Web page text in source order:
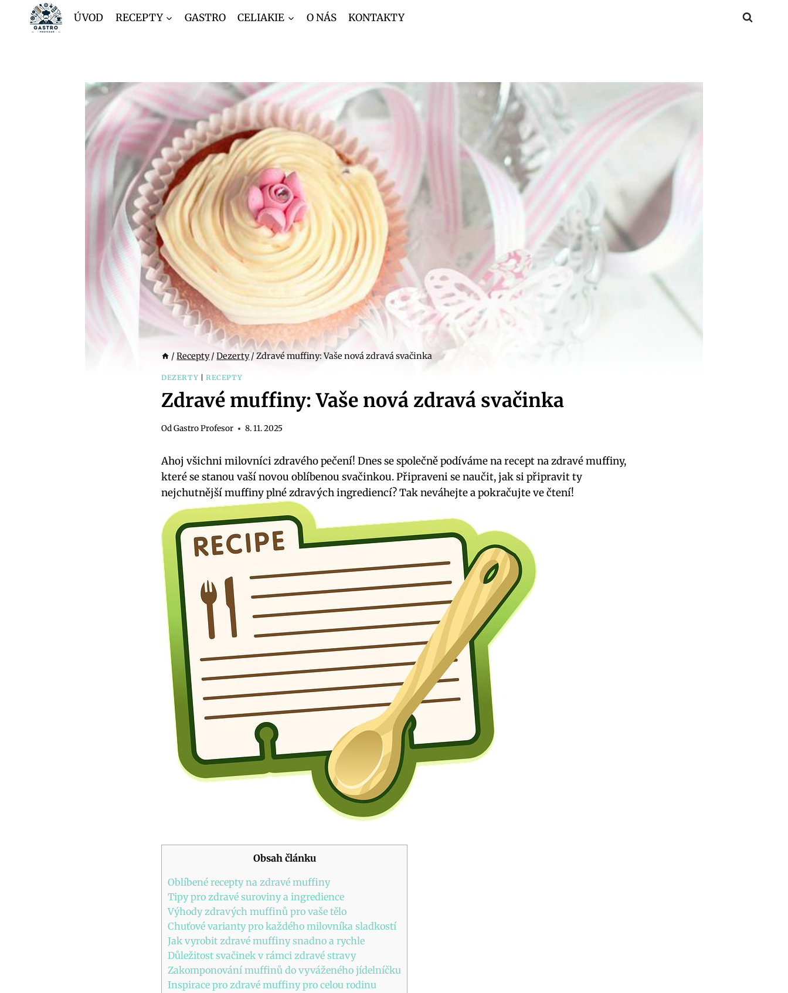
Přeskočit
ÚVOD RECEPTY GASTRO CELIAKIE O NÁS KONTAKTY
/ Recepty/ Dezerty/ Zdravé muffiny: Vaše nová zdravá svačinka
DEZERTY | RECEPTY
Zdravé muffiny: Vaše nová zdravá svačinka
OdGastro Profesor 8. 11. 2025
Ahoj všichni milovníci zdravého pečení! Dnes se společně podíváme na recept na zdravé muffiny,
které se stanou vaší novou oblíbenou svačinkou. Připraveni se naučit, jak si připravit ty
nejchutnější muffiny plné zdravých ingrediencí? Tak neváhejte a pokračujte ve čtení!
Obsah článku
Oblíbené recepty na zdravé muffiny
Tipy pro zdravé suroviny a ingredience
Výhody zdravých muffinů pro vaše tělo
Chuťové varianty pro každého milovníka sladkostí
Jak vyrobit zdravé muffiny snadno a rychle
Důležitost svačinek v rámci zdravé stravy
Zakomponování muffinů do vyváženého jídelníčku
Inspirace pro zdravé muffiny pro celou rodinu